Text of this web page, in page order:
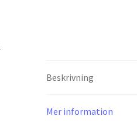
Beskrivning
Mer information